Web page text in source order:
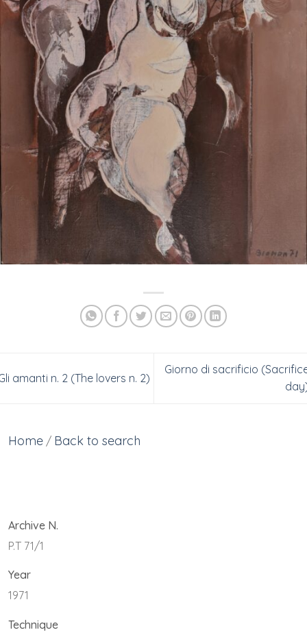
amanti n. 2 (The lovers n. 2)
Giorno di sacrificio
Home / Back to search
Archive N.
P.T 71/1
Year
1971
Technique